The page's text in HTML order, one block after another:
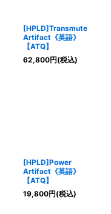
[HPLD]Transmute
Artifact《英語》
【ATQ】
62,800円(税込)
[HPLD]Power
Artifact《英語》
【ATQ】
19,800円(税込)